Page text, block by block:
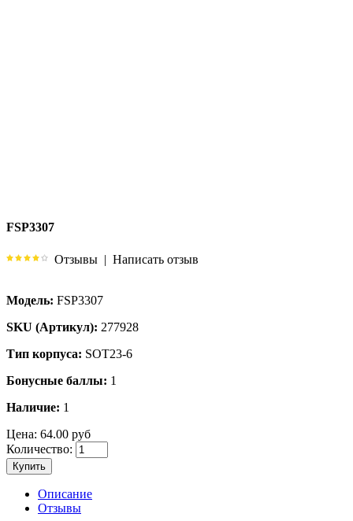
FSP3307
Отзывы | Написать отзыв
Модель: FSP3307
SKU (Артикул): 277928
Тип корпуса: SOT23-6
Бонусные баллы: 1
Наличие: 1
Цена: 64.00 руб
Количество:
Купить
Описание
Отзывы